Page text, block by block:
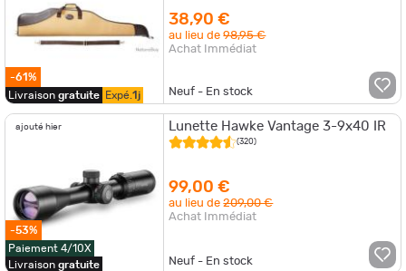
-61%
Livraison gratuite Expé. 1j
38,90 €
au lieu de98,95 €
Achat Immédiat
Neuf - En stock
ajouté hier
-53%
Paiement 4/10X
Livraison gratuite
Lunette Hawke Vantage 3-9x40 IR
(320)
99,00 €
au lieu de209,00 €
Achat Immédiat
Neuf - En stock